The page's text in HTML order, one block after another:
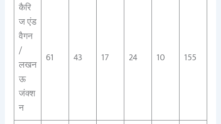
कैरि
ज एंड
वैगन
/
लखन
ऊ
जंक्श
न
61 43 17 24 10 155